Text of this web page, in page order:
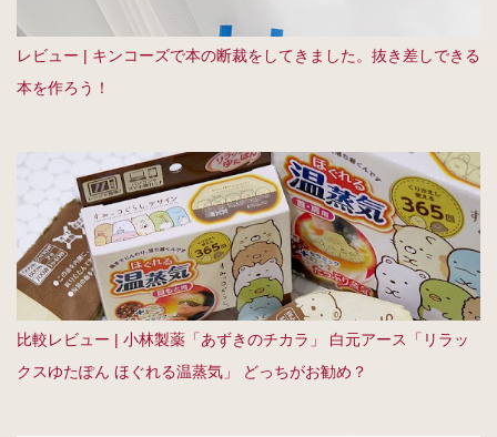
レビュー | キンコーズで本の断裁をしてきました。抜き差しできる
本を作ろう！
比較レビュー | 小林製薬「あずきのチカラ」 白元アース「リラッ
クスゆたぽん ほぐれる温蒸気」 どっちがお勧め？